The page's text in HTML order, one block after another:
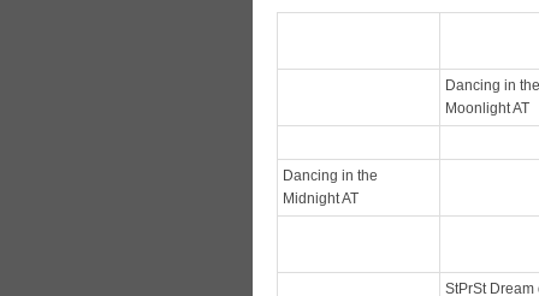
Dancing in the
Moonlight AT
Dancing in the
Midnight AT
StPrSt Dream